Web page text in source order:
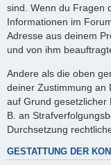
sind. Wenn du Fragen
Informationen im
Adresse aus deinem
und von ihm
Andere als die oben
deiner Zustimmung an
auf Grund gesetzlicher
B. an
Durchsetzung
GESTATTUNG DER